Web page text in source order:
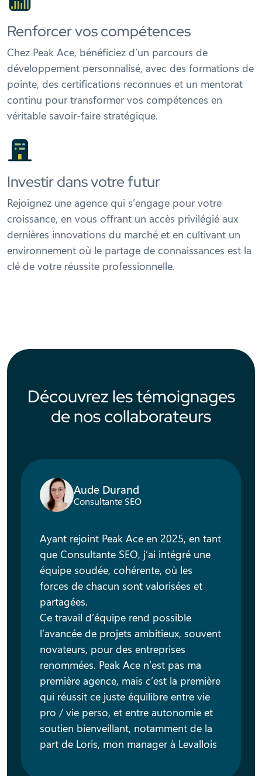
Renforcer vos compétences
Chez Peak Ace, bénéficiez d’un parcours de
développement personnalisé, avec des formations de
pointe, des certifications reconnues et un mentorat
continu pour transformer vos compétences en
véritable savoir-faire stratégique.
Investir dans votre futur
Rejoignez une agence qui s’engage pour votre
croissance, en vous offrant un accès privilégié aux
dernières innovations du marché et en cultivant un
environnement où le partage de connaissances est la
clé de votre réussite professionnelle.
Découvrez les témoignages
de nos collaborateurs
Aude Durand
Consultante SEO
Ayant rejoint Peak Ace en 2025, en tant
que Consultante SEO, j’ai intégré une
équipe soudée, cohérente, où les
forces de chacun sont valorisées et
partagées.
Ce travail d’équipe rend possible
l’avancée de projets ambitieux, souvent
novateurs, pour des entreprises
renommées. Peak Ace n’est pas ma
première agence, mais c’est la première
qui réussit ce juste équilibre entre vie
pro / vie perso, et entre autonomie et
soutien bienveillant, notamment de la
part de Loris, mon manager à Levallois